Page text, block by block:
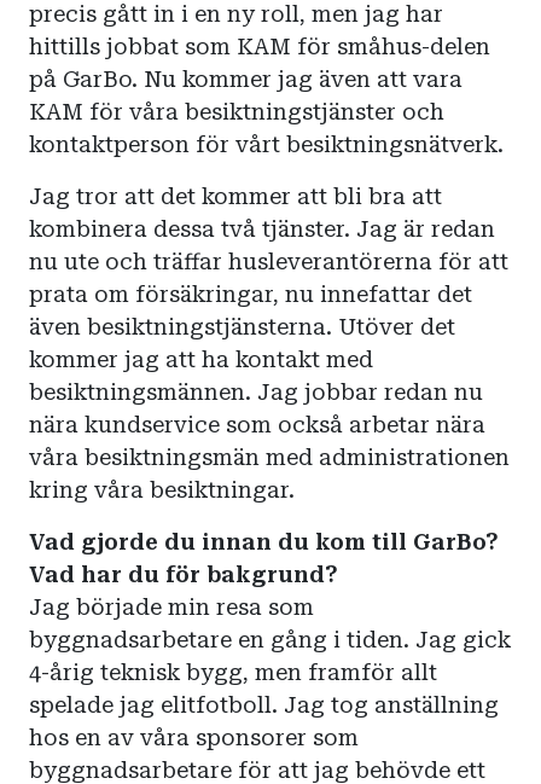
precis gått in i en ny roll, men jag har
hittills jobbat som KAM för småhus-delen
på GarBo. Nu kommer jag även att vara
KAM för våra besiktningstjänster och
kontaktperson för vårt besiktningsnätverk.
Jag tror att det kommer att bli bra att
kombinera dessa två tjänster. Jag är redan
nu ute och träffar husleverantörerna för att
prata om försäkringar, nu innefattar det
även besiktningstjänsterna. Utöver det
kommer jag att ha kontakt med
besiktningsmännen. Jag jobbar redan nu
nära kundservice som också arbetar nära
våra besiktningsmän med administrationen
kring våra besiktningar.
Vad gjorde du innan du kom till GarBo?
Vad har du för bakgrund?
Jag började min resa som
byggnadsarbetare en gång i tiden. Jag gick
4-årig teknisk bygg, men framför allt
spelade jag elitfotboll. Jag tog anställning
hos en av våra sponsorer som
byggnadsarbetare för att jag behövde ett